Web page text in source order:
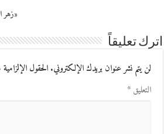
«زهر
اترك تعليقاً
لن يتم نشر عنوان بريدك الإلكتروني.الحقول
التعليق*